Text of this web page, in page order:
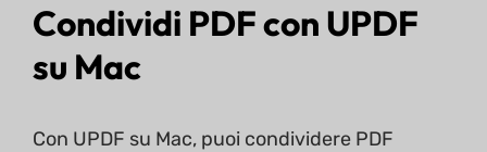
Condividi PDF con UPDF
su Mac
Con UPDF su Mac, puoi condividere PDF